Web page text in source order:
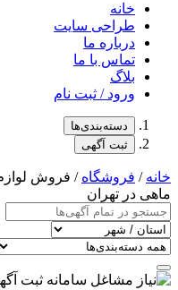
خانه
طراحی سایت
درباره ما
تماس با ما
بلاگ
ورود / ثبت نام
دسته‌بندی‌ها
ثبت آگهی
خانه/ فروشگاه/ فروش
ماهی در تهران